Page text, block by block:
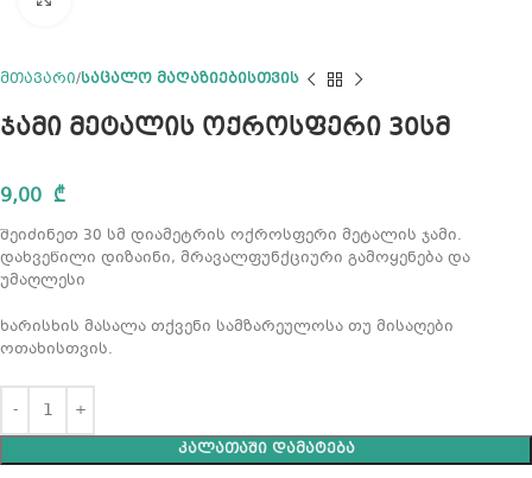
მთავარი საცალო მაღაზიებისთვის
ჯამი მეტალის ოქროსფერი 30სმ
9,00 ₾
შეიძინეთ 30 სმ დიამეტრის ოქროსფერი მეტალის ჯამი.
დახვეწილი დიზაინი, მრავალფუნქციური გამოყენება და
უმაღლესი
ხარისხის მასალა თქვენი სამზარეულოსა თუ მისაღები
ოთახისთვის.
ᲙᲐᲚᲐᲗᲐᲨᲘ ᲓᲐᲛᲐᲢᲔᲑᲐ